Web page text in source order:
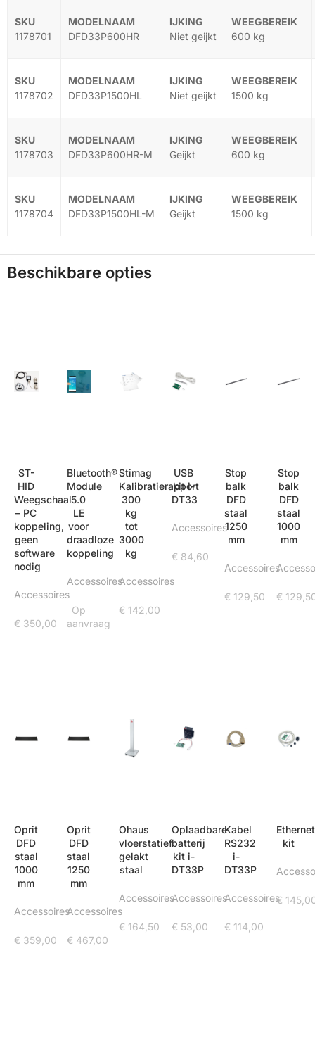
1178701 DFD33P600HR Niet geijkt 600 kg
1178702 DFD33P1500HL Niet geijkt 1500 kg
1178703 DFD33P600HR-M Geijkt 600 kg
1178704 DFD33P1500HL-M Geijkt 1500 kg
Beschikbare opties
ST-
HID
Weegschaal
– PC
koppeling,
geen
software
nodig
Accessoires
€ 350,00
Bluetooth®
Module
5.0
LE
voor
draadloze
koppeling
Accessoires
Op
aanvraag
Stimag
Kalibratierapport
300
kg
tot
3000
kg
Accessoires
€ 142,00
USB
kit i-
DT33
Accessoires
€ 84,60
Stop
balk
DFD
staal
1250
mm
Accessoires
€ 129,50
Stop
balk
DFD
staal
1000
mm
€
Oprit
DFD
staal
1000
mm
Accessoires
€ 359,00
Oprit
DFD
staal
1250
mm
Accessoires
€ 467,00
Ohaus
vloerstatief
gelakt
staal
Accessoires
€ 164,50
Oplaadbare
batterij
kit i-
DT33P
Accessoires
€ 53,00
Kabel
RS232
i-
DT33P
Accessoires
€ 114,00
Ethernet
kit
€